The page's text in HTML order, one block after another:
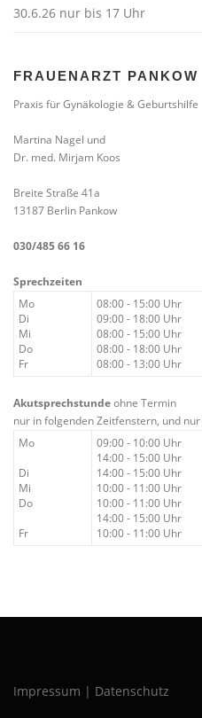
30.6.26 nur bis 17 Uhr
FRAUENARZT PANKOW
Praxis für Gynäkologie & Geburtshilfe
Martina Nagel und
Dr. med. Mirjam Koos
Breite Straße 41a
13187 Berlin Pankow
030/485 66 16
Sprechzeiten
Mo
Di
Mi
Do
Fr
08:00 - 15:00 Uhr
09:00 - 18:00 Uhr
08:00 - 15:00 Uhr
08:00 - 18:00 Uhr
08:00 - 13:00 Uhr
Akutsprechstundeohne Termin
nur in folgenden Zeitfenstern, und nur
Mo
Di
Mi
Do
Fr
09:00 - 10:00 Uhr
14:00 - 15:00 Uhr
14:00 - 15:00 Uhr
10:00 - 11:00 Uhr
10:00 - 11:00 Uhr
14:00 - 15:00 Uhr
10:00 - 11:00 Uhr
Impressum | Datenschutz